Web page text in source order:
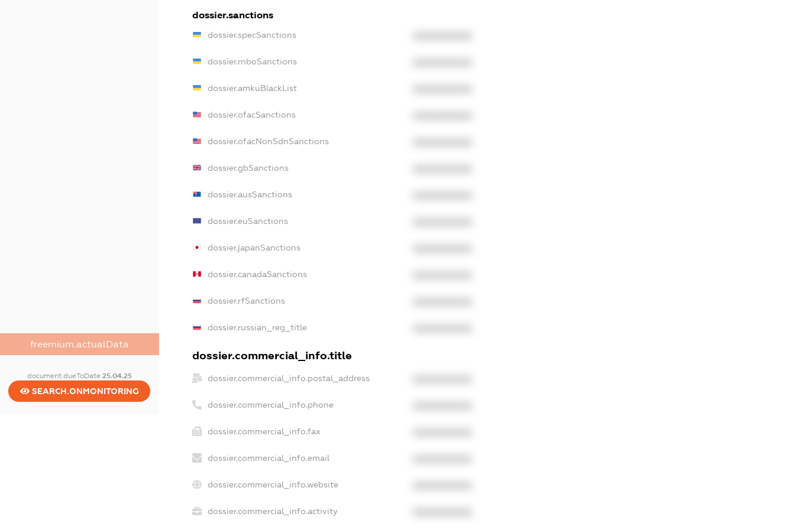
freemium.actualData
document.dueToDate 25.04.25
SEARCH.ONMONITORING
dossier.sanctions
dossier.specSanctions
dossier.rnboSanctions
dossier.amkuBlackList
dossier.ofacSanctions
dossier.ofacNonSdnSanctions
dossier.gbSanctions
dossier.ausSanctions
dossier.euSanctions
dossier.japanSanctions
dossier.canadaSanctions
dossier.rfSanctions
dossier.russian_reg_title
dossier.commercial_info.title
dossier.commercial_info.postal_address
dossier.commercial_info.phone
dossier.commercial_info.fax
dossier.commercial_info.email
dossier.commercial_info.website
dossier.commercial_info.activity